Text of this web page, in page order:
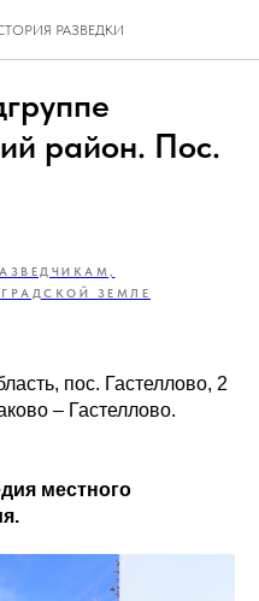
РАЗВЕДКИ
район. Пос.
ЗЕМЛЕ
пос. Гастеллово, 2
– Гастеллово.
местного